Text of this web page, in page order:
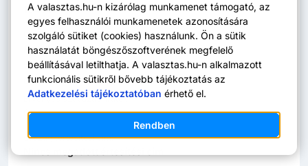
A valasztas.hu-n kizárólag munkamenet támogató, az
egyes felhasználói munkamenetek azonosítására
szolgáló sütiket (cookies) használunk. Ön a sütik
használatát böngészőszoftverének megfelelő
beállításával letilthatja. A valasztas.hu-n alkalmazott
funkcionális sütikről bővebb tájékoztatás az
Adatkezelési tájékoztatóban érhető el.
Rendben
134 713 (72,59%)
Ország (értesítési cím)
Az értesítést faxon kéri
Választópolgárok száma
0fő
Érvényes szavazási iratok
0 (0,00%)
Ország (értesítési cím)